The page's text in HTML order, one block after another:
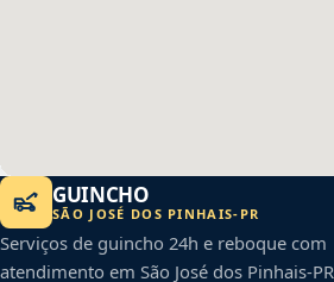
GUINCHO
SÃO JOSÉ DOS PINHAIS- PR
Serviços de guincho 24h e reboque com
atendimento em São José dos Pinhais-PR